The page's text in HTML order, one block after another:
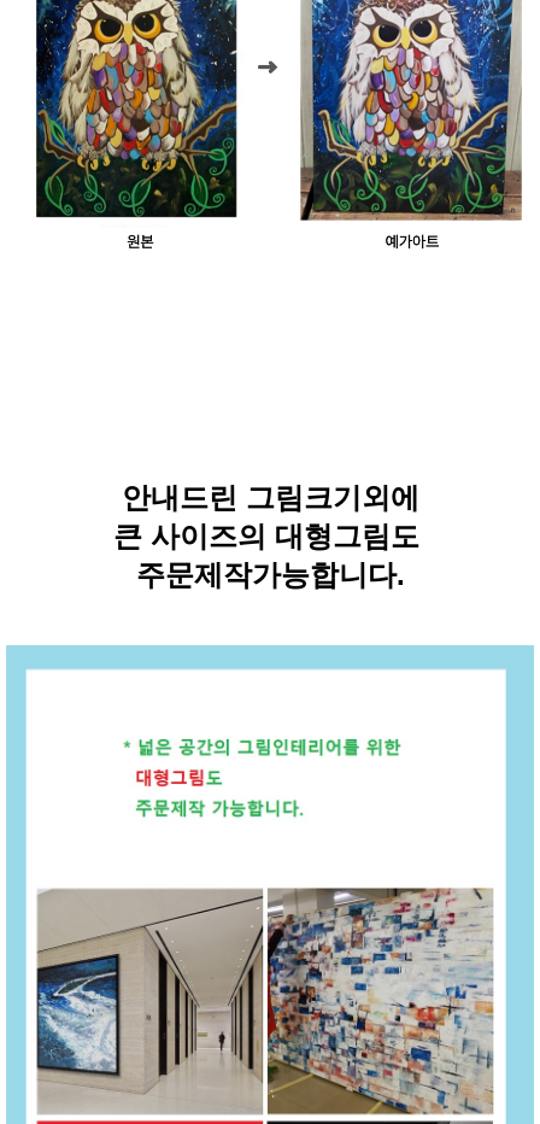
안내드린 그림크기외에
큰 사이즈의 대형그림도
주문제작가능합니다.